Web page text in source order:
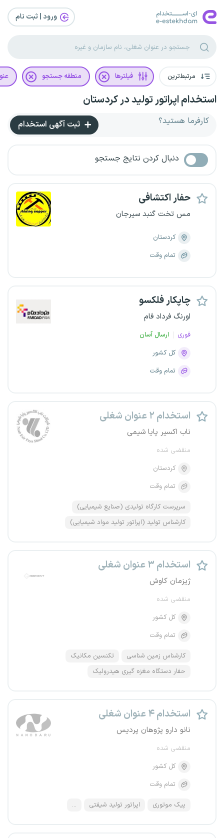
ورود | ثبت‌ نام
مرتبط‌ترین فیلترها منطقه جستجو
استخدام اپراتور تولید در کردستان
کارفرما هستید؟ ثبت آگهی استخدام
دنبال کردن نتایج جستجو
حفار اکتشافی
مس تخت گنبد سیرجان
کردستان
تمام وقت
چاپکار فلکسو
اورنگ فرداد فام
فوری
ارسال آسان
کل کشور
تمام وقت
استخدام ۲ عنوان شغلی
ناب اکسیر پایا شیمی
منقضی شده
کردستان
تمام وقت
سرپرست کارگاه تولیدی (صنایع شیمیایی)
کارشناس تولید (اپراتور تولید مواد شیمیایی)
استخدام ۳ عنوان شغلی
ژیزمان کاوش
منقضی شده
کل کشور
تمام وقت
کارشناس زمین شناسی
تکنسین مکانیک
حفار دستگاه مغزه گیری هیدرولیک
استخدام ۴ عنوان شغلی
نانو دارو پژوهان پردیس
منقضی شده
کل کشور
تمام وقت
پیک موتوری اپراتور تولید شیفتی ...